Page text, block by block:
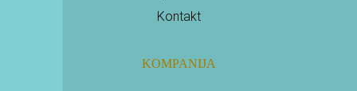
Kontakt
KOMPANIJA